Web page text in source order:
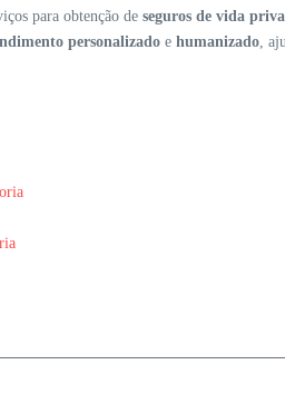
para obtenção de seguros de vida
personalizado e humanizado,